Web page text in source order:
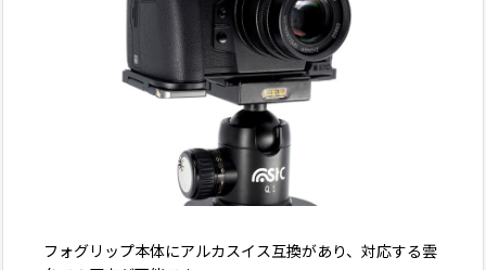
フォグリップ本体にアルカスイス互換があり、対応する雲